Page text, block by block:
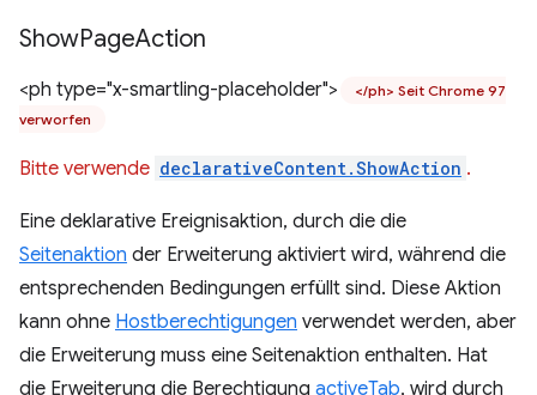
ShowPageAction
<ph type="x-smartling-placeholder">
</ph> Seit Chrome 97
verworfen
Bitte verwende declarativeContent.ShowAction .
Eine deklarative Ereignisaktion, durch die die
Seitenaktion der Erweiterung aktiviert wird, während die
entsprechenden Bedingungen erfüllt sind. Diese Aktion
kann ohne Hostberechtigungen verwendet werden, aber
die Erweiterung muss eine Seitenaktion enthalten. Hat
die Erweiterung die Berechtigung activeTab, wird durch